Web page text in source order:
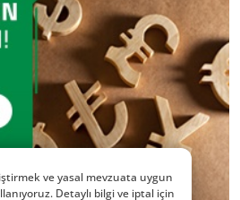
ve yasal mevzuata uygun
Detaylı bilgi ve iptal için